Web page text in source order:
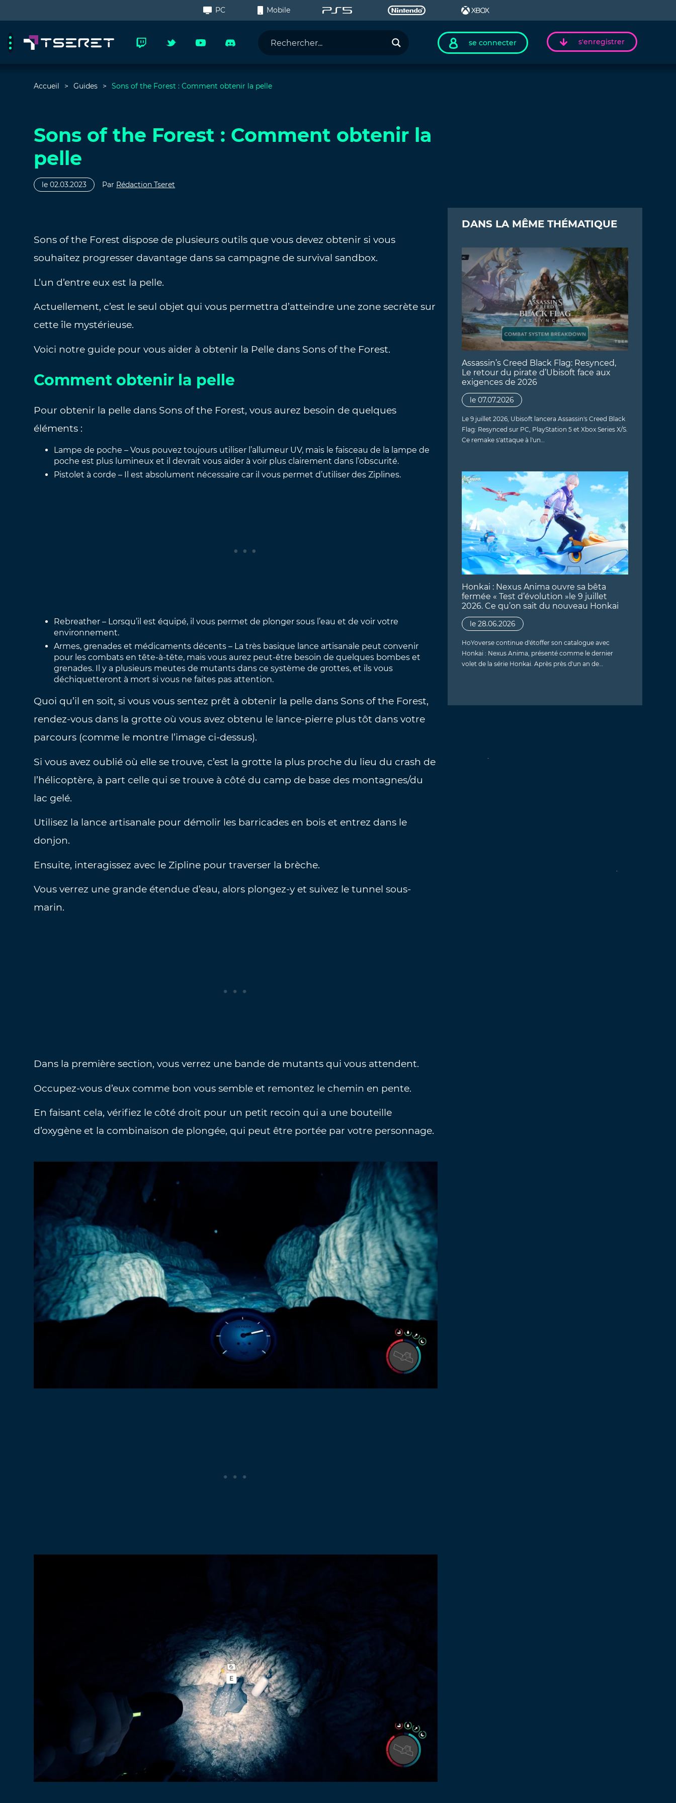
PC Mobile
se connecter s'enregistrer
Accueil Guides Sons of the Forest : Comment obtenir la pelle
Sons of the Forest : Comment obtenir la
pelle
le 02.03.2023 Par Rédaction Tseret
Sons of the Forest dispose de plusieurs outils que vous devez obtenir si vous
souhaitez progresser davantage dans sa campagne de survival sandbox.
L’un d’entre eux est la pelle.
Actuellement, c’est le seul objet qui vous permettra d’atteindre une zone secrète sur
cette île mystérieuse.
Voici notre guide pour vous aider à obtenir la Pelle dans Sons of the Forest.
Comment obtenir la pelle
Pour obtenir la pelle dans Sons of the Forest, vous aurez besoin de quelques
éléments :
Lampe de poche – Vous pouvez toujours utiliser l’allumeur UV, mais le faisceau de la lampe de
poche est plus lumineux et il devrait vous aider à voir plus clairement dans l’obscurité.
Pistolet à corde – Il est absolument nécessaire car il vous permet d’utiliser des Ziplines.
Rebreather – Lorsqu’il est équipé, il vous permet de plonger sous l’eau et de voir votre
environnement.
Armes, grenades et médicaments décents – La très basique lance artisanale peut convenir
pour les combats en tête-à-tête, mais vous aurez peut-être besoin de quelques bombes et
grenades. Il y a plusieurs meutes de mutants dans ce système de grottes, et ils vous
déchiquetteront à mort si vous ne faites pas attention.
Quoi qu’il en soit, si vous vous sentez prêt à obtenir la pelle dans Sons of the Forest,
rendez-vous dans la grotte où vous avez obtenu le lance-pierre plus tôt dans votre
parcours (comme le montre l’image ci-dessus).
Si vous avez oublié où elle se trouve, c’est la grotte la plus proche du lieu du crash de
l’hélicoptère, à part celle qui se trouve à côté du camp de base des montagnes/du
lac gelé.
Utilisez la lance artisanale pour démolir les barricades en bois et entrez dans le
donjon.
Ensuite, interagissez avec le Zipline pour traverser la brèche.
Vous verrez une grande étendue d’eau, alors plongez-y et suivez le tunnel sous-
marin.
Dans la première section, vous verrez une bande de mutants qui vous attendent.
Occupez-vous d’eux comme bon vous semble et remontez le chemin en pente.
En faisant cela, vérifiez le côté droit pour un petit recoin qui a une bouteille
d’oxygène et la combinaison de plongée, qui peut être portée par votre personnage.
DANS LA MÊME THÉMATIQUE
Assassin’s Creed Black Flag: Resynced,
Le retour du pirate d’Ubisoft face aux
exigences de 2026
le 07.07.2026
Le 9 juillet 2026, Ubisoft lancera Assassin's Creed Black
Flag: Resynced sur PC, PlayStation 5 et Xbox Series X/S.
Ce remake s'attaque à l'un…
Honkai : Nexus Anima ouvre sa bêta
fermée « Test d’évolution »le 9 juillet
2026. Ce qu’on sait du nouveau Honkai
le 28.06.2026
HoYoverse continue d'étoffer son catalogue avec
Honkai : Nexus Anima, présenté comme le dernier
volet de la série Honkai. Après près d'un an de…